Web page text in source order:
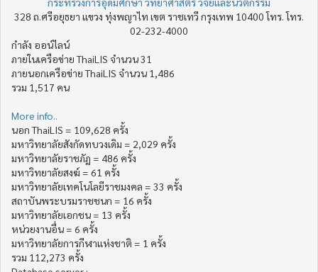
328 ถ.ศรีอยุธยา แขวง ทุ่งพญาไท เขต ราชเทวี กรุงเทพ 10400 โทร. โทร.
02-232-4000
กำลัง ออน์ไลน์
ภายในเครือข่าย ThaiLIS จำนวน 31
ภายนอกเครือข่าย ThaiLIS จำนวน 1,486
รวม 1,517 คน
More info..
นอก ThaiLIS = 109,628 ครั้ง
มหาวิทยาลัยสังกัดทบวงเดิม = 2,029 ครั้ง
มหาวิทยาลัยราชภัฏ = 486 ครั้ง
มหาวิทยาลัยสงฆ์ = 61 ครั้ง
มหาวิทยาลัยเทคโนโลยีราชมงคล = 33 ครั้ง
สถาบันพระบรมราชชนก = 16 ครั้ง
มหาวิทยาลัยเอกชน = 13 ครั้ง
หน่วยงานอื่น = 6 ครั้ง
มหาวิทยาลัยการกีฬาแห่งชาติ = 1 ครั้ง
รวม 112,273 ครั้ง